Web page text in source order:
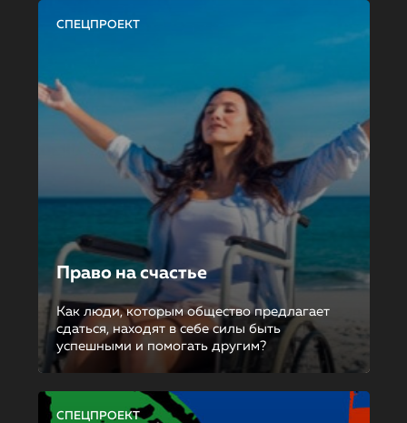
СПЕЦПРОЕКТ
Право на счастье
Как люди, которым общество предлагает
сдаться, находят в себе силы быть
успешными и помогать другим?
СПЕЦПРОЕКТ